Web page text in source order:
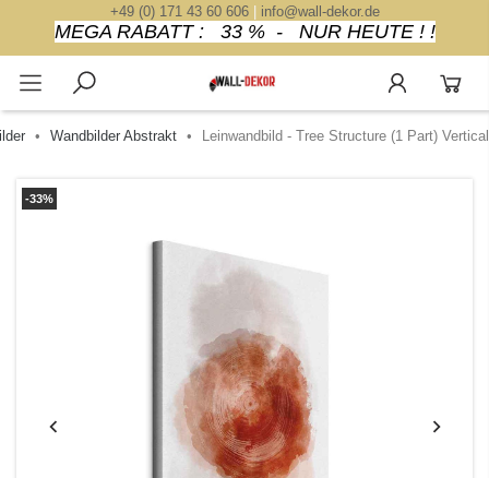
+49 (0) 171 43 60 606| info@wall-dekor.de
MEGA RABATT : 33 % - NUR HEUTE ! !
Wandbilder Abstrakt Leinwandbild - Tree Structure (1 Part) Vertical
-33%